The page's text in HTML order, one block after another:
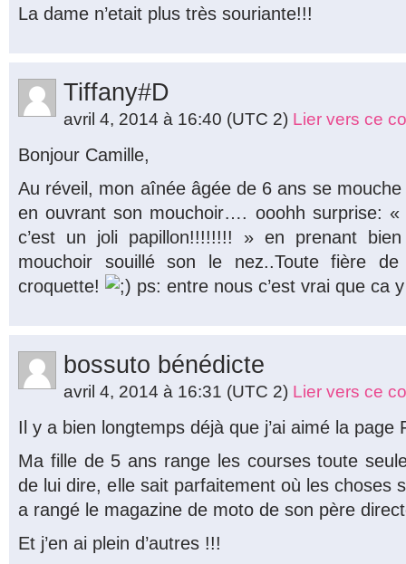
La dame n’etait plus très souriante!!!
Tiffany#D
avril 4, 2014 à 16:40 (UTC 2) Lier vers ce
Bonjour Camille,
Au réveil, mon aînée âgée de 6 ans se
en ouvrant son mouchoir…. ooohh surprise: «
c’est un joli papillon!!!!!!!! » en prenant
mouchoir souillé son le nez..Toute fière
croquette!
ps: entre nous c’est vrai que ca
bossuto bénédicte
avril 4, 2014 à 16:31 (UTC 2) Lier vers ce
Il y a bien longtemps déjà que j’ai aimé la
Ma fille de 5 ans range les courses toute
de lui dire, elle sait parfaitement où les choses
a rangé le magazine de moto de son père
Et j’en ai plein d’autres !!!